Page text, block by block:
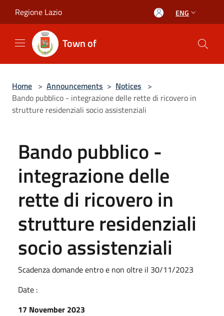
Regione Lazio ENG
Town of
Home > Announcements > Notices >
Bando pubblico - integrazione delle rette di ricovero in
strutture residenziali socio assistenziali
Bando pubblico -
integrazione delle
rette di ricovero in
strutture residenziali
socio assistenziali
Scadenza domande entro e non oltre il 30/11/2023
Date :
17 November 2023